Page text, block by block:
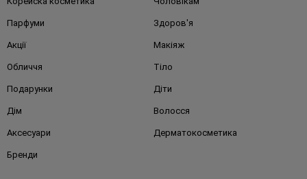
Парфуми Здоров'я
Акції Макіяж
Обличчя Тіло
Подарунки Діти
Дім Волосся
Аксесуари Дерматокосметика
Бренди